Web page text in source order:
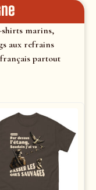
marins,
aux refrains
partout